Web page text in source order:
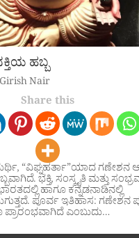
ಹಬ್ಬ
Girish Nair
Share this
“ವಿಘ್ನಹರ್ತಾ”ಯಾದ ಗಣೇಶನ
ಭಕ್ತಿ, ಸಂಸ್ಕೃತಿ ಮತ್ತು
ಹಾಗೂ ಕನ್ನಡನಾಡಿನಲ್ಲಿ
ಪೂರ್ವ ಇತಿಹಾಸ: ಗಣೇಶನ
ಎಂಬುದು…